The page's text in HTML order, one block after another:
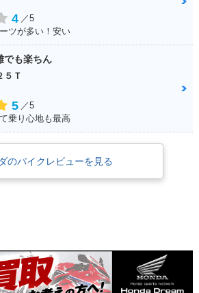
50 Custom・マイナ
4 ／5
ツが多い！安い
でも楽ちん
５Ｔ
5 ／5
乗り心地も最高
のバイクレビューを見る